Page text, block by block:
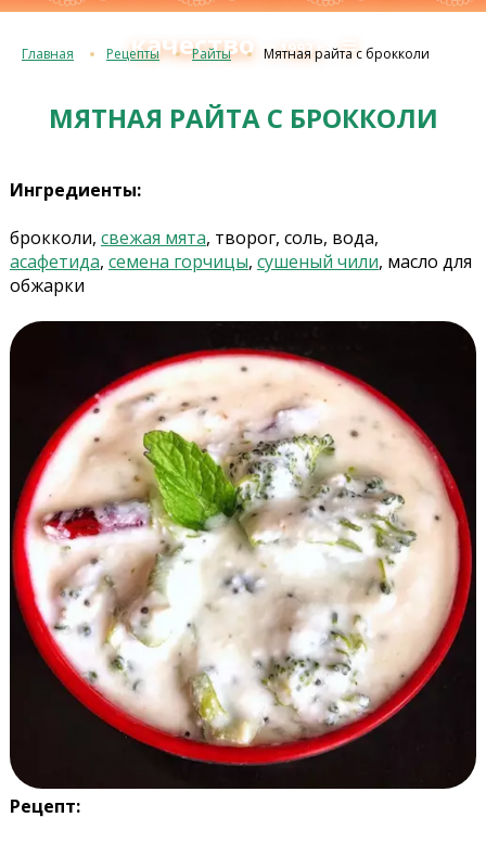
качествос 1993 г.≡
Главная Рецепты Райты Мятная райта с брокколи
МЯТНАЯ РАЙТА С БРОККОЛИ
Ингредиенты:
брокколи, свежая мята, творог, соль, вода,
асафетида, семена горчицы, сушеный чили, масло для
обжарки
Рецепт: